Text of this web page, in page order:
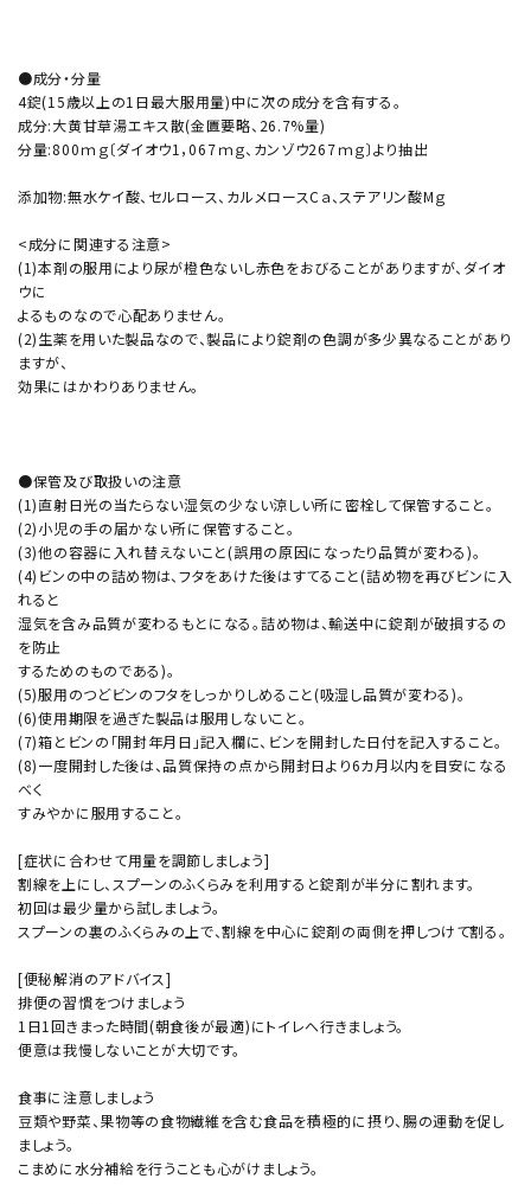
●成分・分量
4錠(15歳以上の1日最大服用量)中に次の成分を含有する。
成分:大黄甘草湯エキス散(金匱要略、26.7%量)
分量:800ｍｇ〔ダイオウ1，067ｍｇ、カンゾウ267ｍｇ〕より抽出
添加物:無水ケイ酸、セルロース、カルメロースCａ、ステアリン酸Mｇ
<成分に関連する注意>
(1)本剤の服用により尿が橙色ないし赤色をおびることがありますが、ダイオ
ウに
よるものなので心配ありません。
(2)生薬を用いた製品なので、製品により錠剤の色調が多少異なることがあり
ますが、
効果にはかわりありません。
●保管及び取扱いの注意
(1)直射日光の当たらない湿気の少ない涼しい所に密栓して保管すること。
(2)小児の手の届かない所に保管すること。
(3)他の容器に入れ替えないこと(誤用の原因になったり品質が変わる)。
(4)ビンの中の詰め物は、フタをあけた後はすてること(詰め物を再びビンに入
れると
湿気を含み品質が変わるもとになる。詰め物は、輸送中に錠剤が破損するの
を防止
するためのものである)。
(5)服用のつどビンのフタをしっかりしめること(吸湿し品質が変わる)。
(6)使用期限を過ぎた製品は服用しないこと。
(7)箱とビンの「開封年月日」記入欄に、ビンを開封した日付を記入すること。
(8)一度開封した後は、品質保持の点から開封日より6カ月以内を目安になる
べく
すみやかに服用すること。
[症状に合わせて用量を調節しましょう]
割線を上にし、スプーンのふくらみを利用すると錠剤が半分に割れます。
初回は最少量から試しましょう。
スプーンの裏のふくらみの上で、割線を中心に錠剤の両側を押しつけて割る。
[便秘解消のアドバイス]
排便の習慣をつけましょう
1日1回きまった時間(朝食後が最適)にトイレへ行きましょう。
便意は我慢しないことが大切です。
食事に注意しましょう
豆類や野菜、果物等の食物繊維を含む食品を積極的に摂り、腸の運動を促し
ましょう。
こまめに水分補給を行うことも心がけましょう。